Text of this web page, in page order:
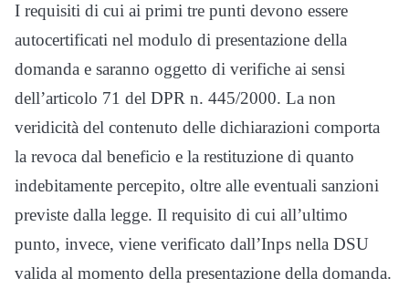
I requisiti di cui ai primi tre punti devono essere
autocertificati nel modulo di presentazione della
domanda e saranno oggetto di verifiche ai sensi
dell’articolo 71 del DPR n. 445/2000. La non
veridicità del contenuto delle dichiarazioni comporta
la revoca dal beneficio e la restituzione di quanto
indebitamente percepito, oltre alle eventuali sanzioni
previste dalla legge. Il requisito di cui all’ultimo
punto, invece, viene verificato dall’Inps nella DSU
valida al momento della presentazione della domanda.